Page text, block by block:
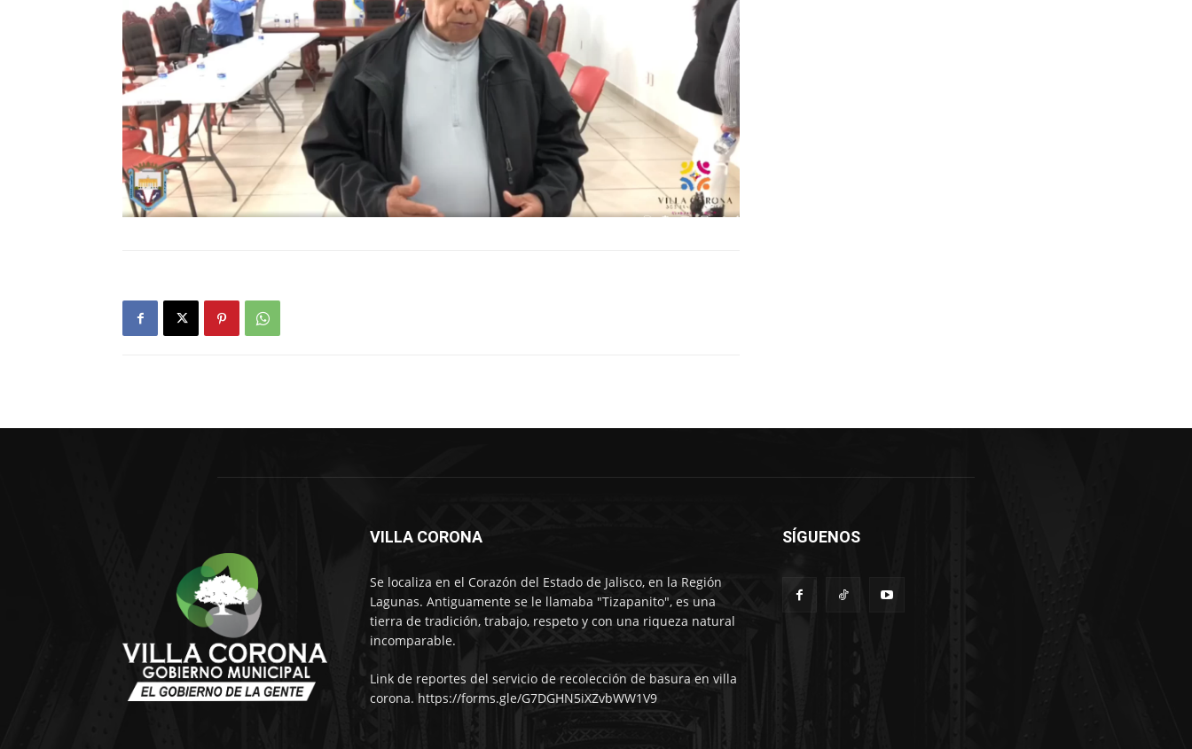
VILLA CORONA
Se localiza en el Corazón del Estado de Jalisco, en la Región
Lagunas. Antiguamente se le llamaba "Tizapanito", es una
tierra de tradición, trabajo, respeto y con una riqueza natural
incomparable.
Link de reportes del servicio de recolección de basura en villa
corona. https://forms.gle/G7DGHN5iXZvbWW1V9
SÍGUENOS